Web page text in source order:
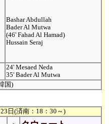
Bashar Abdullah
Bader Al Mutwa
(46' Fahad Al Hamad)
Hussain Seraj
24' Mesaed Neda
35' Bader Al Mutwa
国)
日(済南：18：30～)